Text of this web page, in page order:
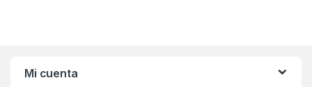
Mi cuenta